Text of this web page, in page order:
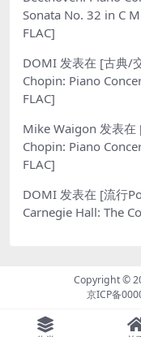
Sonata No. 32 in C
FLAC]
DOMI 发表在 [古典/
Chopin: Piano
FLAC]
Mike Waigon 发表在
Chopin: Piano
FLAC]
DOMI 发表在 [流行
Carnegie Hall: The
Copyright ©
京ICP备